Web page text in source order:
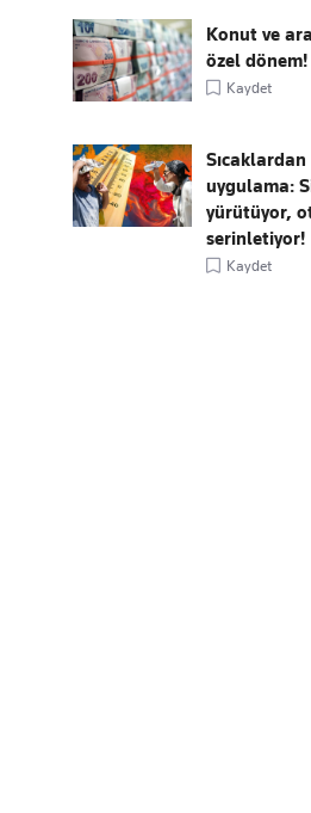
Konut ve
özel dönem!
Kaydet
uygulama:
yürütüyor,
serinletiyor!
Kaydet